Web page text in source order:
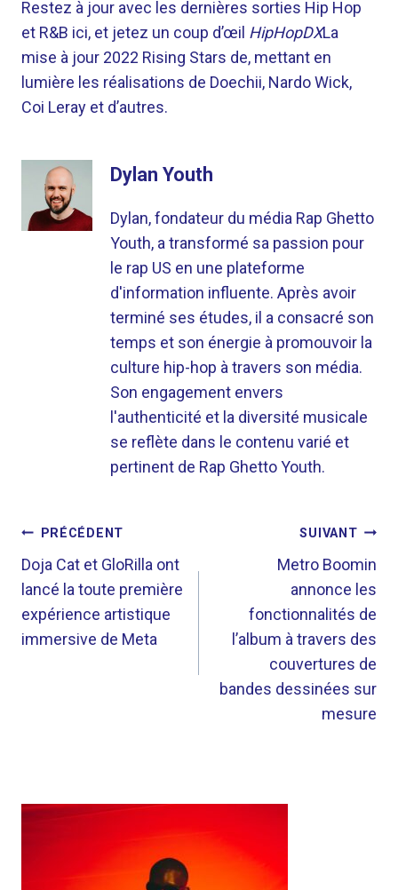
Restez à jour avec les dernières sorties Hip Hop
et R&B ici, et jetez un coup d’œil HipHopDXLa
mise à jour 2022 Rising Stars de, mettant en
lumière les réalisations de Doechii, Nardo Wick,
Coi Leray et d’autres.
Dylan Youth
Dylan, fondateur du média Rap Ghetto
Youth, a transformé sa passion pour
le rap US en une plateforme
d'information influente. Après avoir
terminé ses études, il a consacré son
temps et son énergie à promouvoir la
culture hip-hop à travers son média.
Son engagement envers
l'authenticité et la diversité musicale
se reflète dans le contenu varié et
pertinent de Rap Ghetto Youth.
NAVIGATION
DE
L’ARTICLE
PRÉCÉDENT
Doja Cat et GloRilla ont
lancé la toute première
expérience artistique
immersive de Meta
SUIVANT
Metro Boomin
annonce les
fonctionnalités de
l’album à travers des
couvertures de
bandes dessinées sur
mesure